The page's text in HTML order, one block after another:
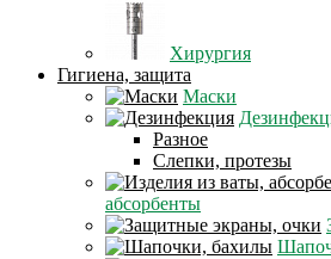
Хирургия
Гигиена, защита
Маски
Разное
Слепки, протезы
абсорбенты